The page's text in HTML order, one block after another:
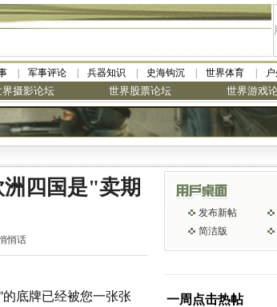
军事评论 兵器知识 史海钩沉 世界体育
界摄影论坛 世界股票论坛 世界游戏
四国是"卖期
悄话
底牌已经被您一张张
发布新帖
简洁版
一周点击热帖